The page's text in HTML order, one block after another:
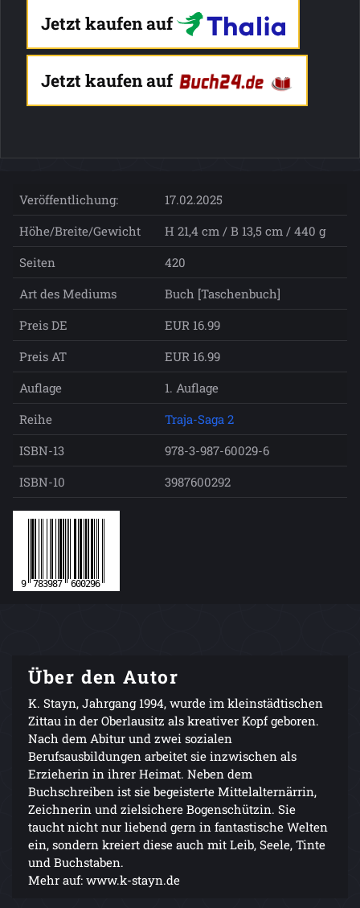
Jetzt kaufen auf
Jetzt kaufen auf
Veröffentlichung:
17.02.2025
Höhe/Breite/Gewicht
H 21,4 cm / B 13,5 cm / 440 g
Seiten
420
Art des Mediums
Buch [Taschenbuch]
Preis DE
EUR 16.99
Preis AT
EUR 16.99
Auflage
1. Auflage
Reihe
Traja-Saga 2
ISBN-13
978-3-987-60029-6
ISBN-10
3987600292
Über den Autor
K. Stayn, Jahrgang 1994, wurde im kleinstädtischen
Zittau in der Oberlausitz als kreativer Kopf geboren.
Nach dem Abitur und zwei sozialen
Berufsausbildungen arbeitet sie inzwischen als
Erzieherin in ihrer Heimat. Neben dem
Buchschreiben ist sie begeisterte Mittelalternärrin,
Zeichnerin und zielsichere Bogenschützin. Sie
taucht nicht nur liebend gern in fantastische Welten
ein, sondern kreiert diese auch mit Leib, Seele, Tinte
und Buchstaben.
Mehr auf: www.k-stayn.de